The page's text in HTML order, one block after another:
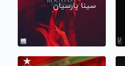
سینا پارسیان